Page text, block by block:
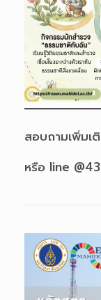
สอบถามเพิ่ม
หรือ line